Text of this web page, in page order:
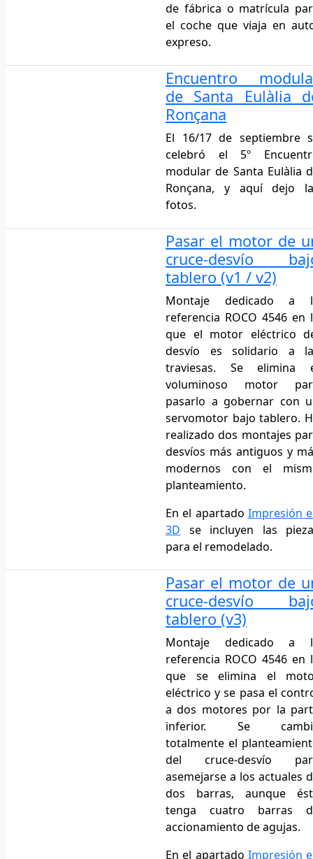
de fábrica o matrícula
el coche que viaja en
expreso.
Encuentro
de Santa Eulàlia
Ronçana
El 16/17 de septiembre
celebró el 5º
modular de Santa Eulàlia
Ronçana, y aquí dejo
fotos.
Pasar el motor de
cruce-desvío
tablero (v1 / v2)
Montaje dedicado a
referencia ROCO 4546 en
que el motor eléctrico
desvío es solidario a
traviesas. Se elimina
voluminoso motor
pasarlo a gobernar con
servomotor bajo tablero.
realizado dos montajes
desvíos más antiguos y
modernos con el
planteamiento.
En el apartado Impresión
3D se incluyen las
para el remodelado.
Pasar el motor de
cruce-desvío
tablero (v3)
Montaje dedicado a
referencia ROCO 4546 en
que se elimina el
eléctrico y se pasa el
a dos motores por la
inferior. Se
totalmente el
del cruce-desvío
asemejarse a los actuales
dos barras, aunque
tenga cuatro barras
accionamiento de agujas.
En el apartado Impresión